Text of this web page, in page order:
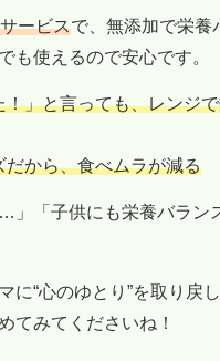
ービスで、無添加で栄養
も使えるので安心です。
」と言っても、レンジ
から、食べムラが減る
」「子供にも栄養バラン
に“心のゆとり”を取り戻
てみてくださいね！